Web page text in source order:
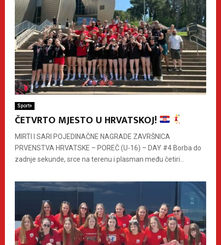
Sport+
ČETVRTO MJESTO U HRVATSKOJ!
MIRTI I SARI POJEDINAČNE NAGRADE ZAVRŠNICA
PRVENSTVA HRVATSKE – POREČ (U-16) – DAY #4 Borba do
zadnje sekunde, srce na terenu i plasman među četiri...